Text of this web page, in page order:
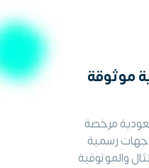
موثوقة
مرخصة
رسمية
والموثوقية